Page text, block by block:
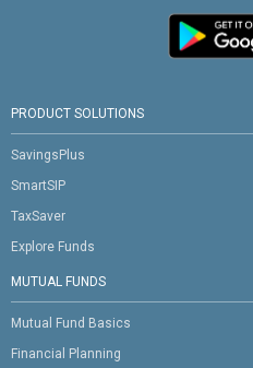
PRODUCT SOLUTIONS
SavingsPlus
SmartSIP
TaxSaver
Explore Funds
MUTUAL FUNDS
Mutual Fund Basics
Financial Planning